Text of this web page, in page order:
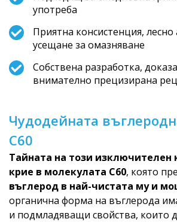
употреба
Приятна консистенция, лесно
усещане за омазняване
Собствена разработка,
внимателно прецизирана
Чудодейната
C60
Тайната на този изключителен
крие в молекулата C60, която
въглерод в най-чистата му и
органична форма на въглерода
и подмладяващи свойства, които